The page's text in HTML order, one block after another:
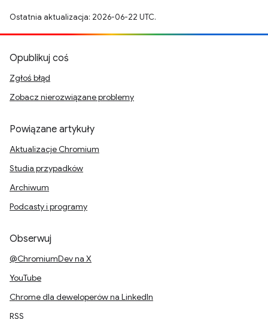
Ostatnia aktualizacja: 2026-06-22 UTC.
Opublikuj coś
Zgłoś błąd
Zobacz nierozwiązane problemy
Powiązane artykuły
Aktualizacje Chromium
Studia przypadków
Archiwum
Podcasty i programy
Obserwuj
@ChromiumDev na X
YouTube
Chrome dla deweloperów na LinkedIn
RSS